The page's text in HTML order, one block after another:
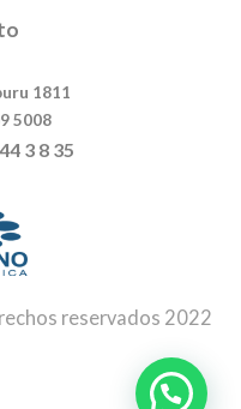
1811
5008
3 8 35
reservados 2022